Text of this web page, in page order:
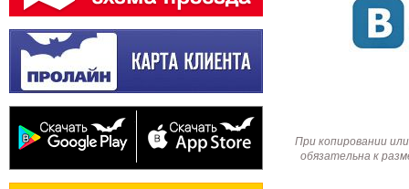
При копировании
обязательна к